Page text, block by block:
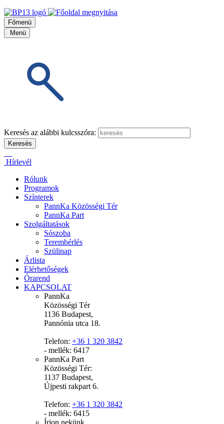
Főmenü
Menü
Keresés az alábbi kulcsszóra:
Hírlevél
Rólunk
Programok
Színterek
PannKa Közösségi Tér
PannKa Part
Szolgáltatások
Sószoba
Terembérlés
Szülinap
Árlista
Elérhetőségek
Órarend
KAPCSOLAT
PannKa
Közösségi Tér
1136 Budapest,
Pannónia utca 18.
Telefon: +36 1 320 3842
- mellék: 6417
PannKa Part
Közösségi Tér:
1137 Budapest,
Újpesti rakpart 6.
Telefon: +36 1 320 3842
- mellék: 6415
Írjon nekünk